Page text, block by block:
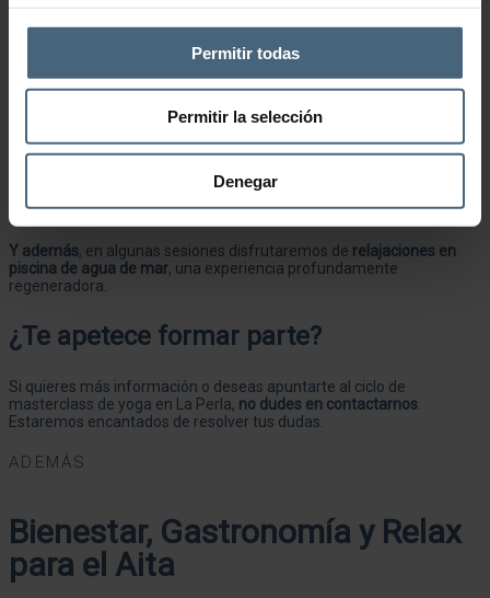
Permitir todas
Permitir la selección
Denegar
Aspectos que se trabajarán
Movilidad de las caderas
Estabilidad en posturas y movimientos
Y además, en algunas sesiones disfrutaremos de relajaciones en
piscina de agua de mar, una experiencia profundamente
regeneradora.
¿Te apetece formar parte?
Si quieres más información o deseas apuntarte al ciclo de
masterclass de yoga en La Perla, no dudes en contactarnos
Estaremos encantados de resolver tus dudas.
ADEMÁS
Bienestar, Gastronomía y Relax
para el Aita